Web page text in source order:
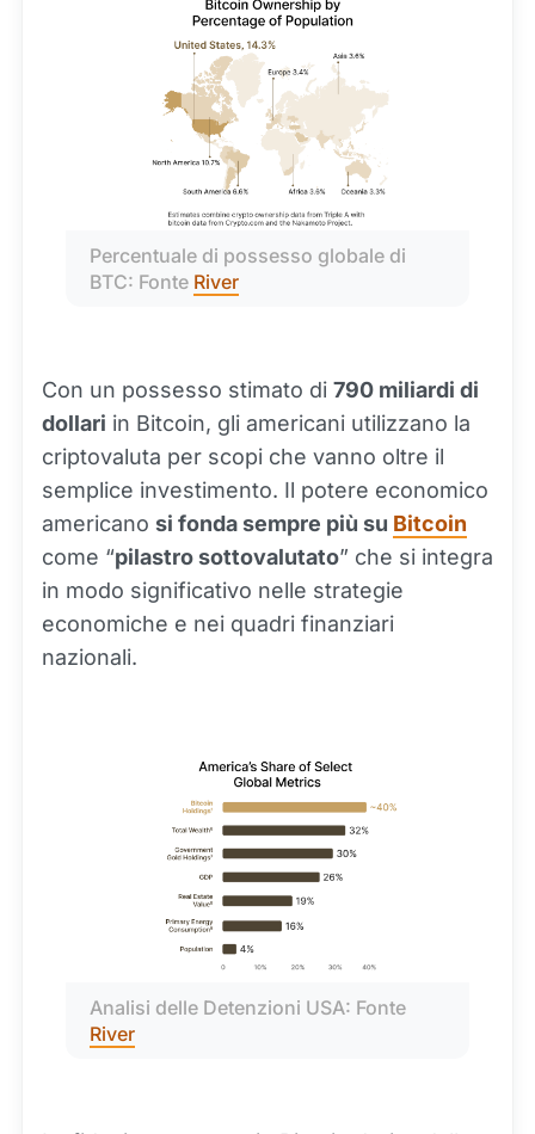
Percentuale di possesso globale di
BTC: Fonte River
Con un possesso stimato di 790 miliardi di
dollari in Bitcoin, gli americani utilizzano la
criptovaluta per scopi che vanno oltre il
semplice investimento. Il potere economico
americano si fonda sempre più su Bitcoin
come “pilastro sottovalutato” che si integra
in modo significativo nelle strategie
economiche e nei quadri finanziari
nazionali.
River